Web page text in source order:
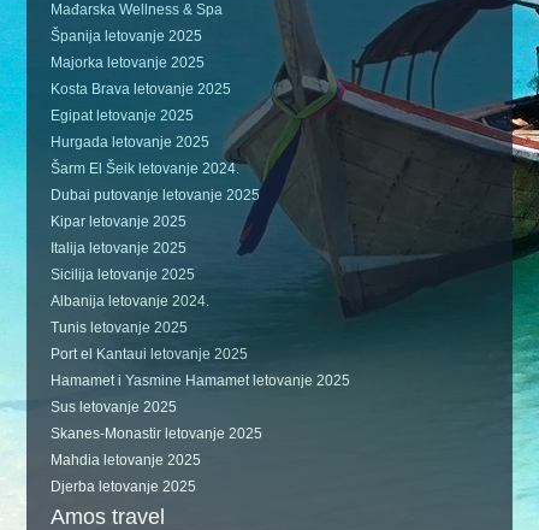
Mađarska Wellness & Spa
Španija letovanje 2025
Majorka letovanje 2025
Kosta Brava letovanje 2025
Egipat letovanje 2025
Hurgada letovanje 2025
Šarm El Šeik letovanje 2024.
Dubai putovanje letovanje 2025
Kipar letovanje 2025
Italija letovanje 2025
Sicilija letovanje 2025
Albanija letovanje 2024.
Tunis letovanje 2025
Port el Kantaui letovanje 2025
Hamamet i Yasmine Hamamet letovanje 2025
Sus letovanje 2025
Skanes-Monastir letovanje 2025
Mahdia letovanje 2025
Djerba letovanje 2025
Amos travel